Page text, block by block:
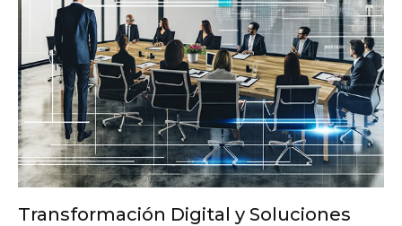
Transformación Digital y Soluciones